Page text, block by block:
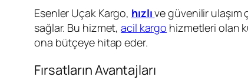
Esenler Uçak Kargo, hızlıve güvenilir ulaşım
sağlar. Bu hizmet,acil kargo hizmetleri olan
ona bütçeye hitap eder.
Fırsatların Avantajları